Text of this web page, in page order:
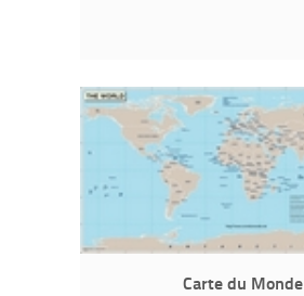
Carte du Monde